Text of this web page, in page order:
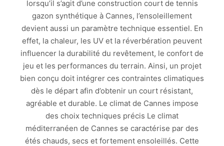
lorsqu’il s’agit d’une construction court de tennis
gazon synthétique à Cannes, l’ensoleillement
devient aussi un paramètre technique essentiel. En
effet, la chaleur, les UV et la réverbération peuvent
influencer la durabilité du revêtement, le confort de
jeu et les performances du terrain. Ainsi, un projet
bien conçu doit intégrer ces contraintes climatiques
dès le départ afin d’obtenir un court résistant,
agréable et durable. Le climat de Cannes impose
des choix techniques précis Le climat
méditerranéen de Cannes se caractérise par des
étés chauds, secs et fortement ensoleillés. Cette